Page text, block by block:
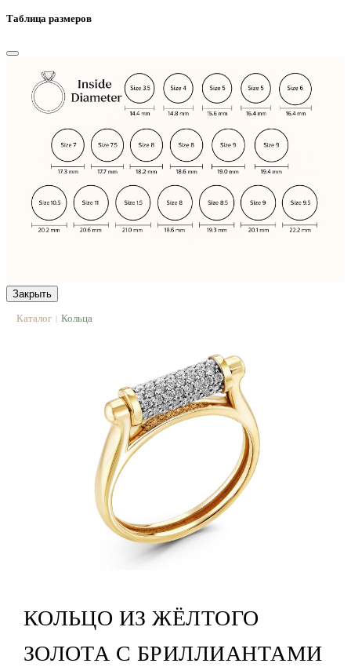
Таблица размеров
Закрыть
Каталог | Кольца
КОЛЬЦО ИЗ ЖЁЛТОГО
ЗОЛОТА С БРИЛЛИАНТАМИ